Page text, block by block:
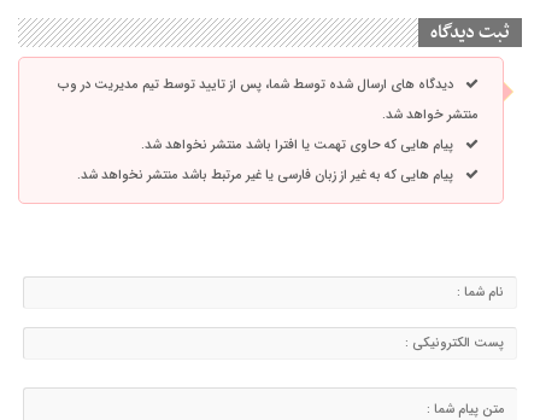
ثبت دیدگاه
دیدگاه های ارسال شده توسط شما، پس از تایید توسط تیم مدیریت در وب
منتشر خواهد شد.
پیام هایی که حاوی تهمت یا افترا باشد منتشر نخواهد شد.
پیام هایی که به غیر از زبان فارسی یا غیر مرتبط باشد منتشر نخواهد شد.